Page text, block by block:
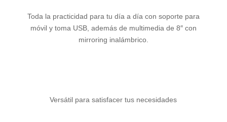
Toda la practicidad para tu día a día con soporte para
móvil y toma USB, además de multimedia de 8″ con
mirroring inalámbrico.
Versátil para satisfacer tus necesidades